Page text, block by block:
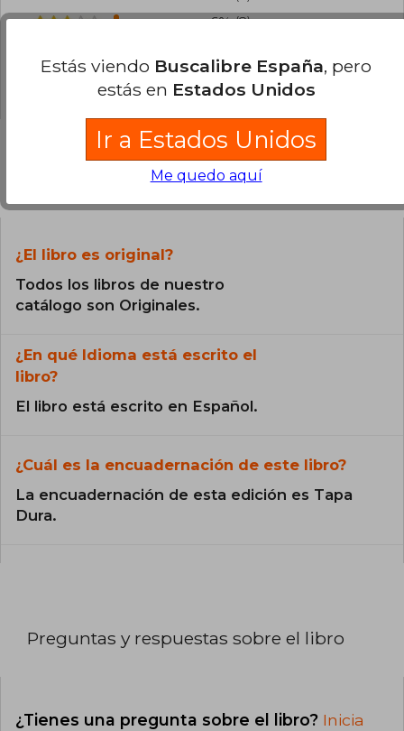
6% (2)
0% (0)
Preguntas frecuentes sobre el libro
¿El libro es original?
Todos los libros de nuestro
catálogo son Originales.
¿En qué Idioma está escrito el
libro?
El libro está escrito en Español.
¿Cuál es la encuadernación de este libro?
La encuadernación de esta edición es Tapa
Dura.
Preguntas y respuestas sobre el libro
¿Tienes una pregunta sobre el libro? Inicia
Estás viendo Buscalibre España, pero
estás en Estados Unidos
Ir a Estados Unidos
Me quedo aquí